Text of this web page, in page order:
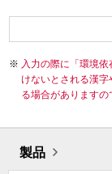
入力の際に「環境
けないとされる漢
る場合がありますの
製品